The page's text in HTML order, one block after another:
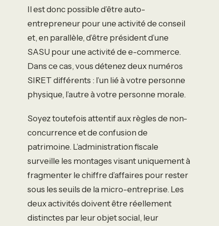
Il est donc possible d’être auto-
entrepreneur pour une activité de conseil
et, en parallèle, d’être président d’une
SASU pour une activité de e-commerce.
Dans ce cas, vous détenez deux numéros
SIRET différents : l’un lié à votre personne
physique, l’autre à votre personne morale.
Soyez toutefois attentif aux règles de non-
concurrence et de confusion de
patrimoine. L’administration fiscale
surveille les montages visant uniquement à
fragmenter le chiffre d’affaires pour rester
sous les seuils de la micro-entreprise. Les
deux activités doivent être réellement
distinctes par leur objet social, leur